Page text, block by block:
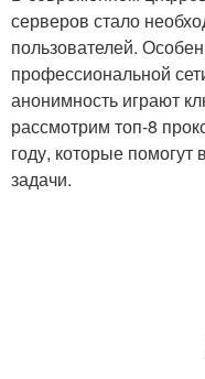
серверов стало
пользователей.
профессиональной
анонимность играют
рассмотрим топ-8
году, которые
задачи.